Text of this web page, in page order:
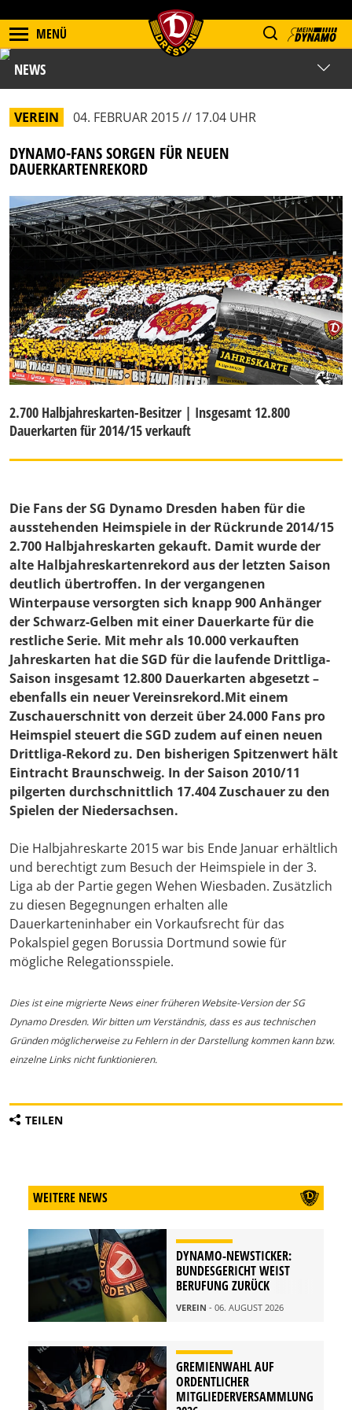
MENÜ
NEWS
VEREIN 04. FEBRUAR 2015 // 17.04 UHR
DYNAMO-FANS SORGEN FÜR NEUEN
DAUERKARTENREKORD
2.700 Halbjahreskarten-Besitzer | Insgesamt 12.800
Dauerkarten für 2014/15 verkauft
Die Fans der SG Dynamo Dresden haben für die
ausstehenden Heimspiele in der Rückrunde 2014/15
2.700 Halbjahreskarten gekauft. Damit wurde der
alte Halbjahreskartenrekord aus der letzten Saison
deutlich übertroffen. In der vergangenen
Winterpause versorgten sich knapp 900 Anhänger
der Schwarz-Gelben mit einer Dauerkarte für die
restliche Serie. Mit mehr als 10.000 verkauften
Jahreskarten hat die SGD für die laufende Drittliga-
Saison insgesamt 12.800 Dauerkarten abgesetzt –
ebenfalls ein neuer Vereinsrekord.Mit einem
Zuschauerschnitt von derzeit über 24.000 Fans pro
Heimspiel steuert die SGD zudem auf einen neuen
Drittliga-Rekord zu. Den bisherigen Spitzenwert hält
Eintracht Braunschweig. In der Saison 2010/11
pilgerten durchschnittlich 17.404 Zuschauer zu den
Spielen der Niedersachsen.
Die Halbjahreskarte 2015 war bis Ende Januar erhältlich
und berechtigt zum Besuch der Heimspiele in der 3.
Liga ab der Partie gegen Wehen Wiesbaden. Zusätzlich
zu diesen Begegnungen erhalten alle
Dauerkarteninhaber ein Vorkaufsrecht für das
Pokalspiel gegen Borussia Dortmund sowie für
mögliche Relegationsspiele.
Dies ist eine migrierte News einer früheren Website-Version der SG
Dynamo Dresden. Wir bitten um Verständnis, dass es aus technischen
Gründen möglicherweise zu Fehlern in der Darstellung kommen kann bzw.
einzelne Links nicht funktionieren.
TEILEN
WEITERE NEWS
DYNAMO-NEWSTICKER:
BUNDESGERICHT WEIST
BERUFUNG ZURÜCK
VEREIN - 06. AUGUST 2026
GREMIENWAHL AUF
ORDENTLICHER
MITGLIEDERVERSAMMLUNG